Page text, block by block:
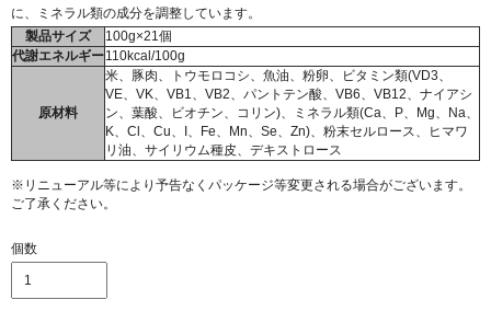
に、ミネラル類の成分を調整しています。
製品サイズ
100g×21個
代謝エネルギー110kcal/100g
原材料
米、豚肉、トウモロコシ、魚油、粉卵、ビタミン類(VD3、
VE、VK、VB1、VB2、パントテン酸、VB6、VB12、ナイアシ
ン、葉酸、ビオチン、コリン)、ミネラル類(Ca、P、Mg、Na、
K、Cl、Cu、I、Fe、Mn、Se、Zn)、粉末セルロース、ヒマワ
リ油、サイリウム種皮、デキストロース
※リニューアル等により予告なくパッケージ等変更される場合がございます。
ご了承ください。
個数